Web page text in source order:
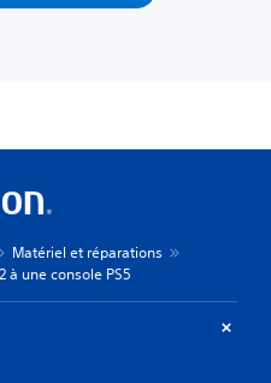
Matériel et réparations
à une console PS5